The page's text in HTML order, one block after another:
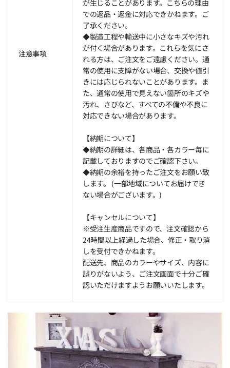
注意事項
が生じることがあります。こちらの理由
での返品・返金に対応できかねます。ご
了承ください。
◆製造工程や輸送中に小さなキズや汚れ
が付く場合があります。これらを気にさ
れる方は、ご注文をご遠慮ください。通
常の使用に支障がない場合、交換や値引
きには応じられないことがあります。ま
た、通常の使用で見えない箇所のキズや
汚れ、さびなど、すべての不備や不良に
対応できない場合があります。
【納期について】
◆納期の詳細は、各商品・各カラー毎に
記載しておりますのでご確認下さい。
◆納期の余裕を持ったご注文をお願い致
します。 (一部地域についてお届けでき
ない場合がございます。)
【キャンセルについて】
※受注生産商品ですので、注文確認から
24時間以上経過した場合、修正・取り消
しを受付できかねます。
配送先、商品のカラーやサイズ、内容に
誤りがないよう、ご注文画面で十分ご確
認いただけますようお願いいたします。